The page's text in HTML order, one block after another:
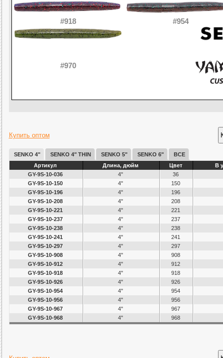
#918 #954
#970
Купить оптом
SENKO 4" SENKO 4" THIN SENKO 5" SENKO 6"
ВСЕ
Артикул
Длина, дюйм Цвет
В
GY-9S-10-036
4''
36
GY-9S-10-150
4''
150
GY-9S-10-196
4''
196
GY-9S-10-208
4''
208
GY-9S-10-221
4''
221
GY-9S-10-237
4''
237
GY-9S-10-238
4''
238
GY-9S-10-241
4''
241
GY-9S-10-297
4''
297
GY-9S-10-908
4''
908
GY-9S-10-912
4''
912
GY-9S-10-918
4''
918
GY-9S-10-926
4''
926
GY-9S-10-954
4''
954
GY-9S-10-956
4''
956
GY-9S-10-967
4''
967
GY-9S-10-968
4'' 968